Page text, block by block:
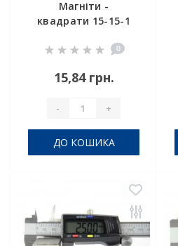
Магніти -
квадрати 15-15-1
0
15,84 грн.
- +
ДО КОШИКА